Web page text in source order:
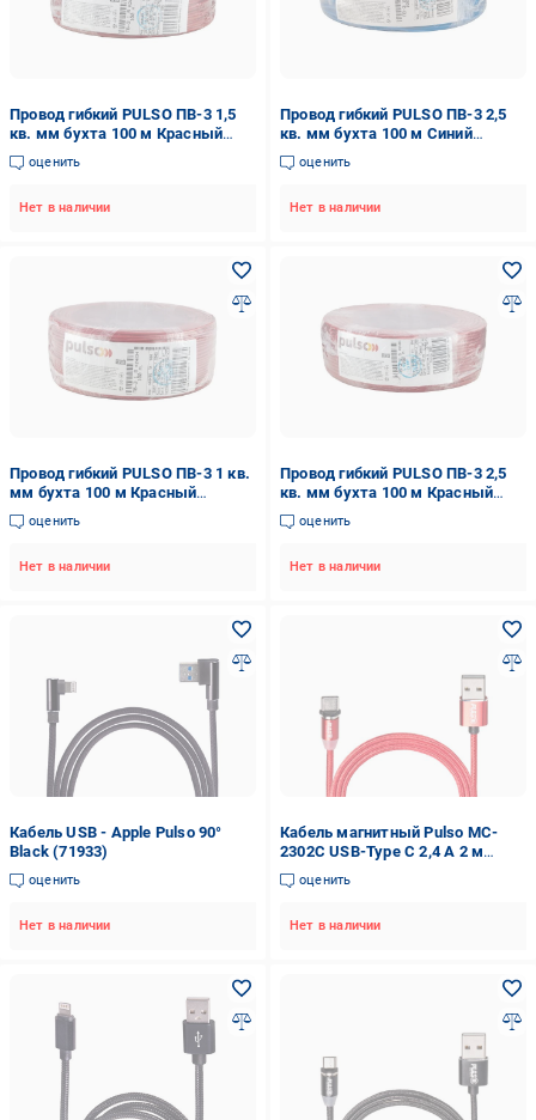
Провод гибкий PULSO ПВ-3 1,5
кв. мм бухта 100 м Красный
(00000065478)
оценить
Нет в наличии
Провод гибкий PULSO ПВ-3 2,5
кв. мм бухта 100 м Синий
(00000065480)
оценить
Нет в наличии
Провод гибкий PULSO ПВ-3 1 кв.
мм бухта 100 м Красный
(00000065473)
оценить
Нет в наличии
Провод гибкий PULSO ПВ-3 2,5
кв. мм бухта 100 м Красный
(00000065483)
оценить
Нет в наличии
Кабель USB - Apple Pulso 90°
Black (71933)
оценить
Нет в наличии
Кабель магнитный Pulso MC-
2302C USB-Type C 2,4 А 2 м
только зарядка Red (115415)
оценить
Нет в наличии